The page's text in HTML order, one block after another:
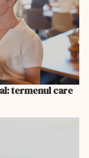
termenul care